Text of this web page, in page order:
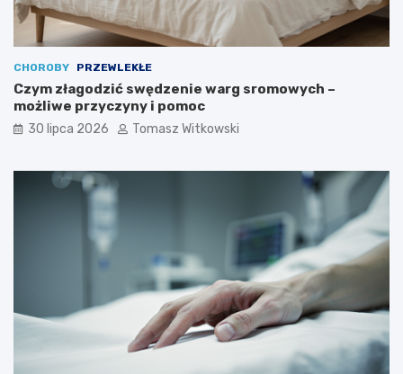
CHOROBY PRZEWLEKŁE
Czym złagodzić swędzenie warg sromowych –
możliwe przyczyny i pomoc
30 lipca 2026 Tomasz Witkowski